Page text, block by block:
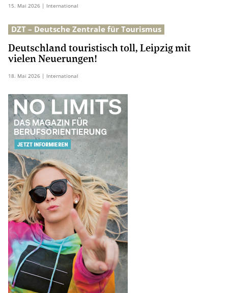
15. Mai 2026 | International
DZT – Deutsche Zentrale für Tourismus
Deutschland touristisch toll, Leipzig mit
vielen Neuerungen!
18. Mai 2026 | International